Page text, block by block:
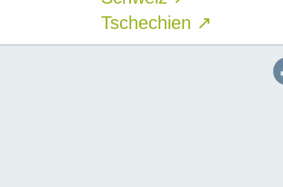
Tschechien ↗